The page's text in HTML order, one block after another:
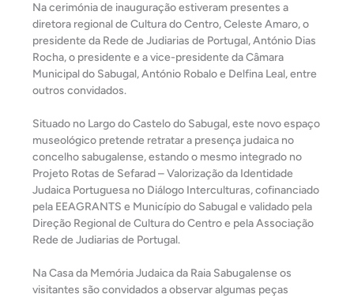
Na cerimónia de inauguração estiveram presentes a
diretora regional de Cultura do Centro, Celeste Amaro, o
presidente da Rede de Judiarias de Portugal, António Dias
Rocha, o presidente e a vice-presidente da Câmara
Municipal do Sabugal, António Robalo e Delfina Leal, entre
outros convidados.
Situado no Largo do Castelo do Sabugal, este novo espaço
museológico pretende retratar a presença judaica no
concelho sabugalense, estando o mesmo integrado no
Projeto Rotas de Sefarad – Valorização da Identidade
Judaica Portuguesa no Diálogo Interculturas, cofinanciado
pela EEAGRANTS e Município do Sabugal e validado pela
Direção Regional de Cultura do Centro e pela Associação
Rede de Judiarias de Portugal.
Na Casa da Memória Judaica da Raia Sabugalense os
visitantes são convidados a observar algumas peças